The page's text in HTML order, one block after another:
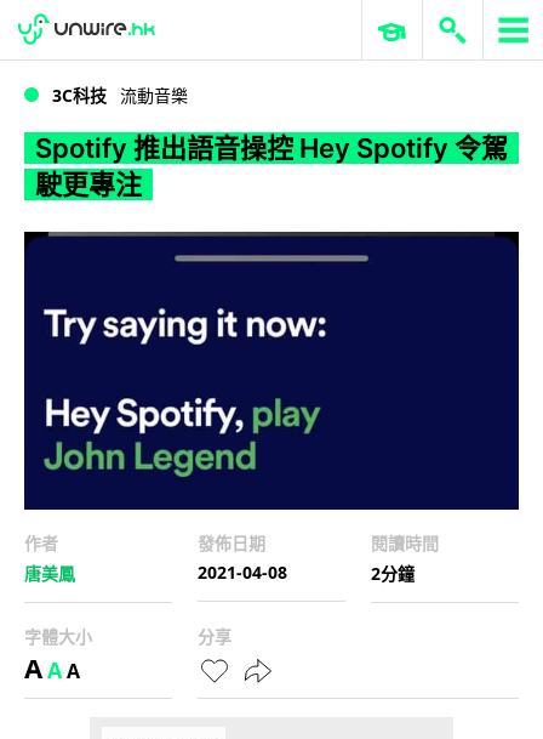
WWDC 2026 ERP 與商業 AI
3C科技 流動音樂
Spotify 推出語音操控 Hey Spotify 令駕
駛更專注
作者
唐美鳳
發佈日期
2021-04-08
閱讀時間
2分鐘
字體大小
AAA
分享